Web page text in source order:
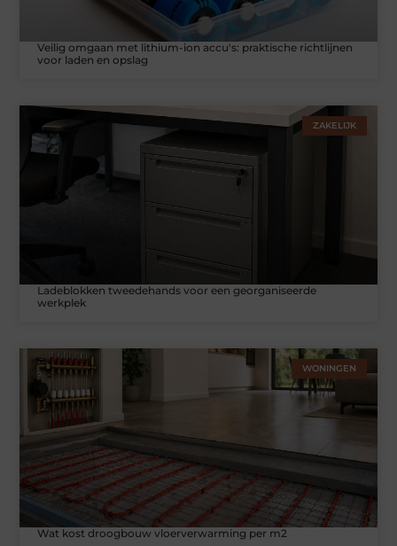
Veilig omgaan met lithium-ion accu's: praktische richtlijnen
voor laden en opslag
ZAKELIJK
Ladeblokken tweedehands voor een georganiseerde
werkplek
WONINGEN
Wat kost droogbouw vloerverwarming per m2